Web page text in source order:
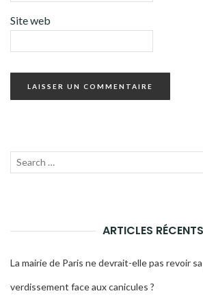
Site web
Recherche
ARTICLES RÉCENTS
La mairie de Paris ne devrait-elle pas revoir
verdissement face aux canicules ?